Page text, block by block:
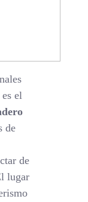
el
de
de
lugar